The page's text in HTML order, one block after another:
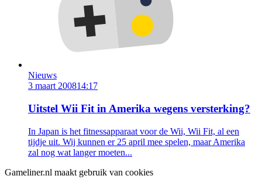
Nieuws
3 maart 200814:17
Uitstel Wii Fit in Amerika wegens versterking?
In Japan is het fitnessapparaat voor de Wii, Wii Fit, al een
tijdje uit. Wij kunnen er 25 april mee spelen, maar Amerika
zal nog wat langer moeten...
Gameliner.nl maakt gebruik van cookies